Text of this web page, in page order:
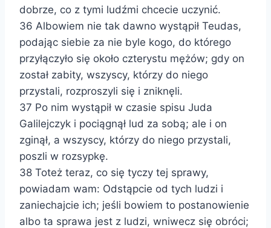
dobrze, co z tymi ludźmi chcecie uczynić.
36 Albowiem nie tak dawno wystąpił Teudas,
podając siebie za nie byle kogo, do którego
przyłączyło się około czterystu mężów; gdy on
został zabity, wszyscy, którzy do niego
przystali, rozproszyli się i zniknęli.
37 Po nim wystąpił w czasie spisu Juda
Galilejczyk i pociągnął lud za sobą; ale i on
zginął, a wszyscy, którzy do niego przystali,
poszli w rozsypkę.
38 Toteż teraz, co się tyczy tej sprawy,
powiadam wam: Odstąpcie od tych ludzi i
zaniechajcie ich; jeśli bowiem to postanowienie
albo ta sprawa jest z ludzi, wniwecz się obróci;